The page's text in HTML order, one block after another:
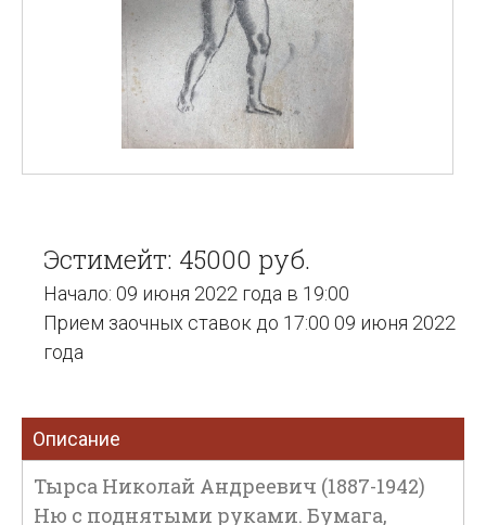
Эстимейт: 45000 руб.
Начало: 09 июня 2022 года в 19:00
Прием заочных ставок до 17:00 09 июня 2022
года
Описание
Тырса Николай Андреевич (1887-1942)
Ню с поднятыми руками. Бумага,